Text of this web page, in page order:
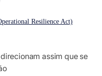
Resilience Act)
seguiram
invasores utilizam para
assim que se